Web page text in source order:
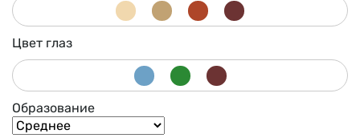
Цвет глаз
Образование